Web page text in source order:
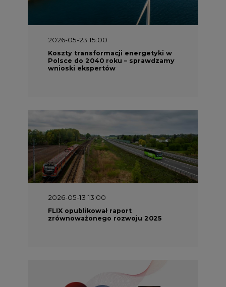
2026-05-23 15:00
Koszty transformacji energetyki w
Polsce do 2040 roku – sprawdzamy
wnioski ekspertów
2026-05-13 13:00
FLIX opublikował raport
zrównoważonego rozwoju 2025